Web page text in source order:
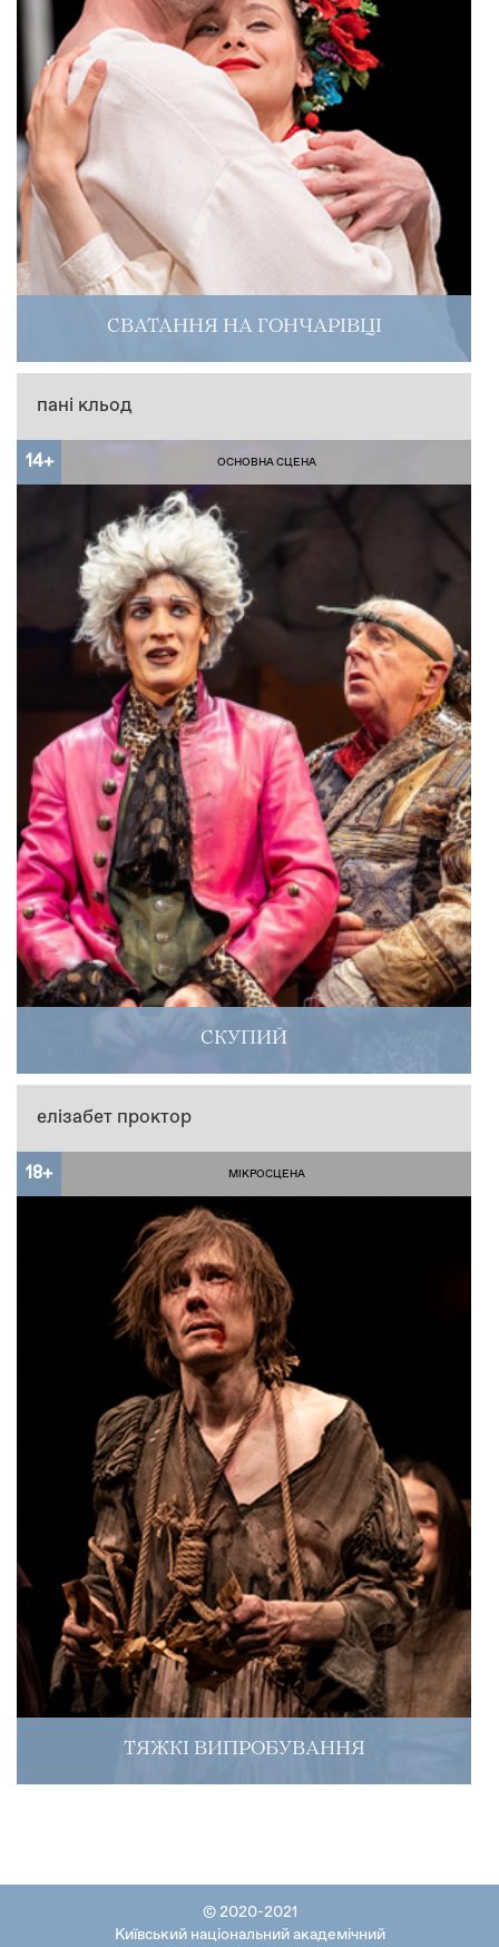
СВАТАННЯ НА ГОНЧАРІВЦІ
пані кльод
14+ ОСНОВНА СЦЕНА
СКУПИЙ
елізабет проктор
18+ МІКРОСЦЕНА
ТЯЖКІ ВИПРОБУВАННЯ
© 2020-2021
Київський національний академічний